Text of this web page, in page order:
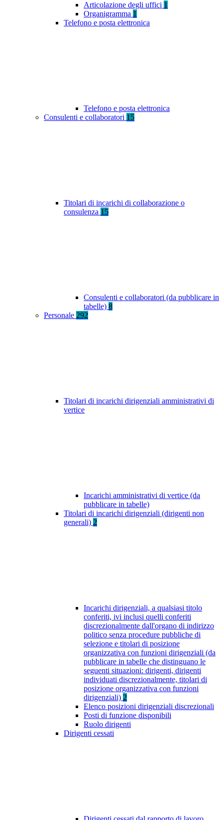
Articolazione degli uffici 1
Organigramma 1
Telefono e posta elettronica
Telefono e posta elettronica
Consulenti e collaboratori 15
Titolari di incarichi di collaborazione o
consulenza 15
Consulenti e collaboratori (da pubblicare in
tabelle) 8
Personale 292
Titolari di incarichi dirigenziali amministrativi di
vertice
Incarichi amministrativi di vertice (da
pubblicare in tabelle)
Titolari di incarichi dirigenziali (dirigenti non
generali) 2
Incarichi dirigenziali, a qualsiasi titolo
conferiti, ivi inclusi quelli conferiti
discrezionalmente dall'organo di indirizzo
politico senza procedure pubbliche di
selezione e titolari di posizione
organizzativa con funzioni dirigenziali (da
pubblicare in tabelle che distinguano le
seguenti situazioni: dirigenti, dirigenti
individuati discrezionalmente, titolari di
posizione organizzativa con funzioni
dirigenziali) 2
Elenco posizioni dirigenziali discrezionali
Posti di funzione disponibili
Ruolo dirigenti
Dirigenti cessati